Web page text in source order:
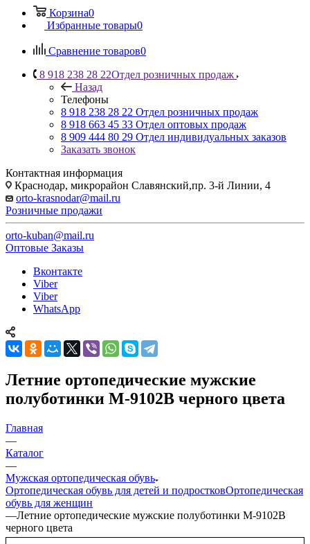
Корзина0
Избранные товары0
Сравнение товаров0
8 918 238 28 22Отдел розничных продаж
Назад
Телефоны
8 918 238 28 22 Отдел розничных продаж
8 918 663 45 33 Отдел оптовых продаж
8 909 444 80 29 Отдел индивидуальных заказов
Заказать звонок
Контактная информация
Краснодар, микрорайон Славянский,пр. 3-й Линии, 4
orto-krasnodar@mail.ru
Розничные продажи
orto-kuban@mail.ru
Оптовые Заказы
Вконтакте
Viber
Viber
WhatsApp
Летние ортопедические мужские
полуботинки М-9102В черного цвета
Главная
—
Каталог
—
Мужская ортопедическая обувь
Ортопедическая обувь для детей и подростковОртопедическая
обувь для женщин
—Летние ортопедические мужские полуботинки М-9102В
черного цвета